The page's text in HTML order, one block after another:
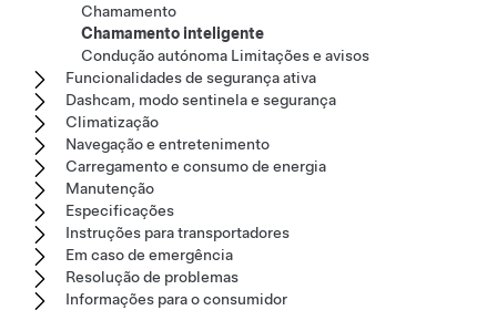
Chamamento
Chamamento inteligente
Condução autónoma Limitações e avisos
Funcionalidades de segurança ativa
Dashcam, modo sentinela e segurança
Climatização
Navegação e entretenimento
Carregamento e consumo de energia
Manutenção
Especificações
Instruções para transportadores
Em caso de emergência
Resolução de problemas
Informações para o consumidor